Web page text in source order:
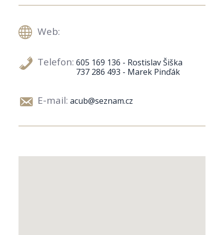
Web:
Telefon: 605 169 136 - Rostislav Šiška
737 286 493 - Marek Pinďák
E-mail: acub@seznam.cz